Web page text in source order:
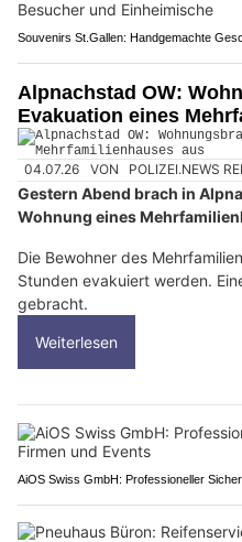
Souvenirs St.Gallen: Handgemachte
Alpnachstad OW:
Evakuation eines
04.07.26 VON POLIZEI.NEWS
Gestern Abend brach in
Wohnung eines
Die Bewohner des
Stunden evakuiert werden.
gebracht.
Weiterlesen
AiOS Swiss GmbH: Professioneller